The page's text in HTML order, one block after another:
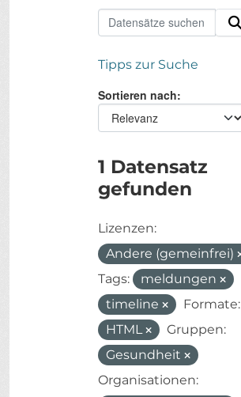
Tipps zur Suche
Sortieren nach
1 Datensatz
gefunden
Lizenzen:
Andere (gemeinfrei)
Tags:
meldungen
timeline
Formate:
HTML
Gruppen:
Gesundheit
Organisationen: